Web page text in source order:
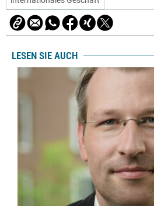
LESEN SIE AUCH